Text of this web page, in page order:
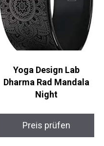
Yoga Design Lab
Dharma Rad Mandala
Night